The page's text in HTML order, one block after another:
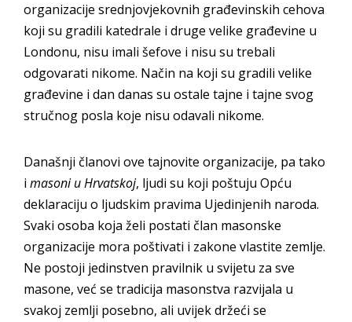
organizacije srednjovjekovnih građevinskih cehova
koji su gradili katedrale i druge velike građevine u
Londonu, nisu imali šefove i nisu su trebali
odgovarati nikome. Način na koji su gradili velike
građevine i dan danas su ostale tajne i tajne svog
stručnog posla koje nisu odavali nikome.
Današnji članovi ove tajnovite organizacije, pa tako
i masoni u Hrvatskoj, ljudi su koji poštuju Opću
deklaraciju o ljudskim pravima Ujedinjenih naroda.
Svaki osoba koja želi postati član masonske
organizacije mora poštivati i zakone vlastite zemlje.
Ne postoji jedinstven pravilnik u svijetu za sve
masone, već se tradicija masonstva razvijala u
svakoj zemlji posebno, ali uvijek držeći se